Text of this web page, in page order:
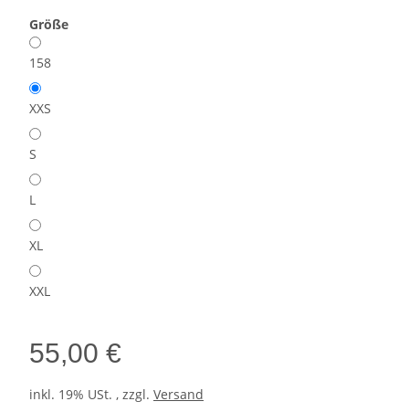
Größe
158
XXS
S
L
XL
XXL
55,00 €
inkl. 19% USt. , zzgl. Versand